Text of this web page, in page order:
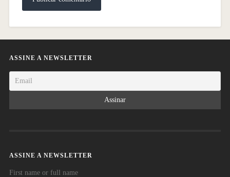
ASSINE A NEWSLETTER
ASSINE A NEWSLETTER
First name or full name